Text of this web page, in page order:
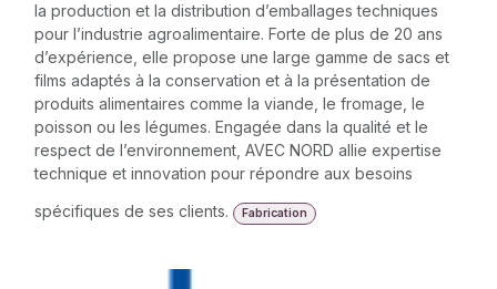
la production et la distribution d’emballages techniques
pour l’industrie agroalimentaire. Forte de plus de 20 ans
d’expérience, elle propose une large gamme de sacs et
films adaptés à la conservation et à la présentation de
produits alimentaires comme la viande, le fromage, le
poisson ou les légumes. Engagée dans la qualité et le
respect de l’environnement, AVEC NORD allie expertise
technique et innovation pour répondre aux besoins
spécifiques de ses clients.
Fabrication